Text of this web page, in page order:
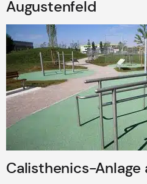
Augustenfeld
Calisthenics-Anlage